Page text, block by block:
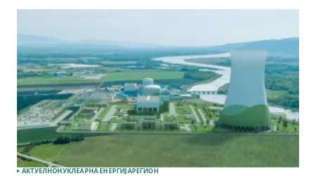
АКТУЕЛНОНУКЛЕАРНА ЕНЕРГИЈАРЕГИОН